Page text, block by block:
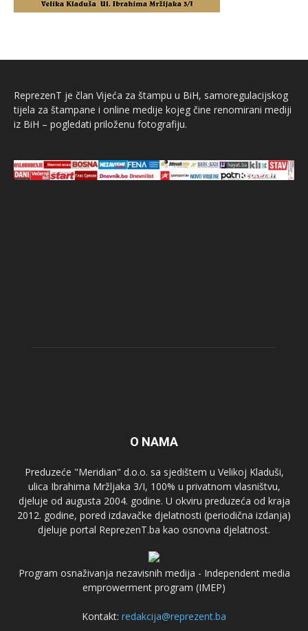
ReprezenT je član Vijeća za štampu u BiH, samoregulacijskog
tijela za štampane i online medije kojeg čine renomirani mediji
iz BiH – pogledati priloženu fotografiju.
O NAMA
Preduzeće "Meridian" d.o.o. sa sjedištem u Velikoj Kladuši,
ulica Ibrahima Mržljaka 3/I, 100% u privatnom vlasništvu,
djeluje od augusta 2004. godine. U okviru preduzeća od kraja
2012. godine, pored izdavačke djelatnosti (periodična izdanja)
djeluje portal ReprezenT.ba kao osnovna djelatnost.
Program osnaživanja nezavisnih medija - Independent media
emprowerment program (IMEP)
Kontakt: redakcija@reprezent.ba